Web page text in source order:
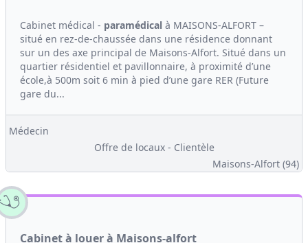
Cabinet médical - paramédical à MAISONS-ALFORT –
situé en rez-de-chaussée dans une résidence donnant
sur un des axe principal de Maisons-Alfort. Situé dans un
quartier résidentiel et pavillonnaire, à proximité d’une
école,à 500m soit 6 min à pied d’une gare RER (Future
gare du...
Médecin
Offre de locaux - Clientèle
Maisons-Alfort (94)
Cabinet à louer à Maisons-alfort